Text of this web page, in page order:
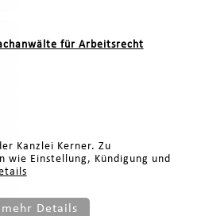
für Arbeitsrecht
Kanzlei Kerner. Zu
wie Einstellung, Kündigung und
mehr Details